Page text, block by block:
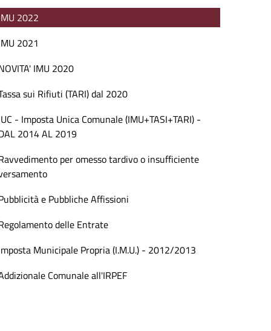
2022
2021
IMU 2020
sui Rifiuti (TARI) dal 2020
- Imposta Unica Comunale (IMU+TASI+TARI) -
2014 AL 2019
per omesso tardivo o insufficiente
e Pubbliche Affissioni
delle Entrate
Municipale Propria (I.M.U.) - 2012/2013
Comunale all'IRPEF